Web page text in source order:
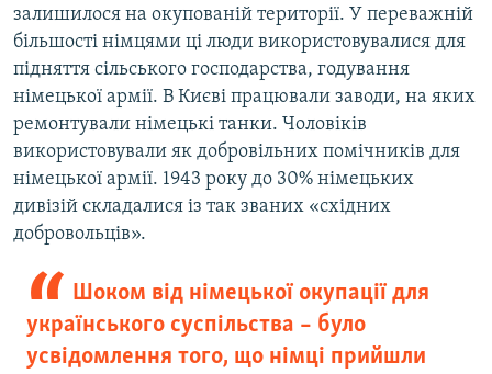
залишилося на окупованій території. У переважній
більшості німцями ці люди використовувалися для
підняття сільського господарства, годування
німецької армії. В Києві працювали заводи, на яких
ремонтували німецькі танки. Чоловіків
використовували як добровільних помічників для
німецької армії. 1943 року до 30% німецьких
дивізій складалися із так званих «східних
добровольців».
Шоком від німецької окупації для
українського суспільства – було
усвідомлення того, що німці прийшли